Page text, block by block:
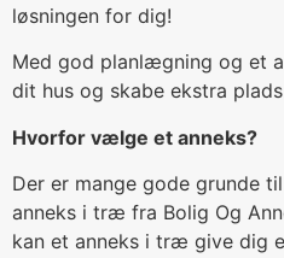
løsningen for dig!
Med god planlægning og et
dit hus og skabe ekstra
Hvorfor vælge et anneks?
Der er mange gode grunde
anneks i træ fra Bolig Og
kan et anneks i træ give dig